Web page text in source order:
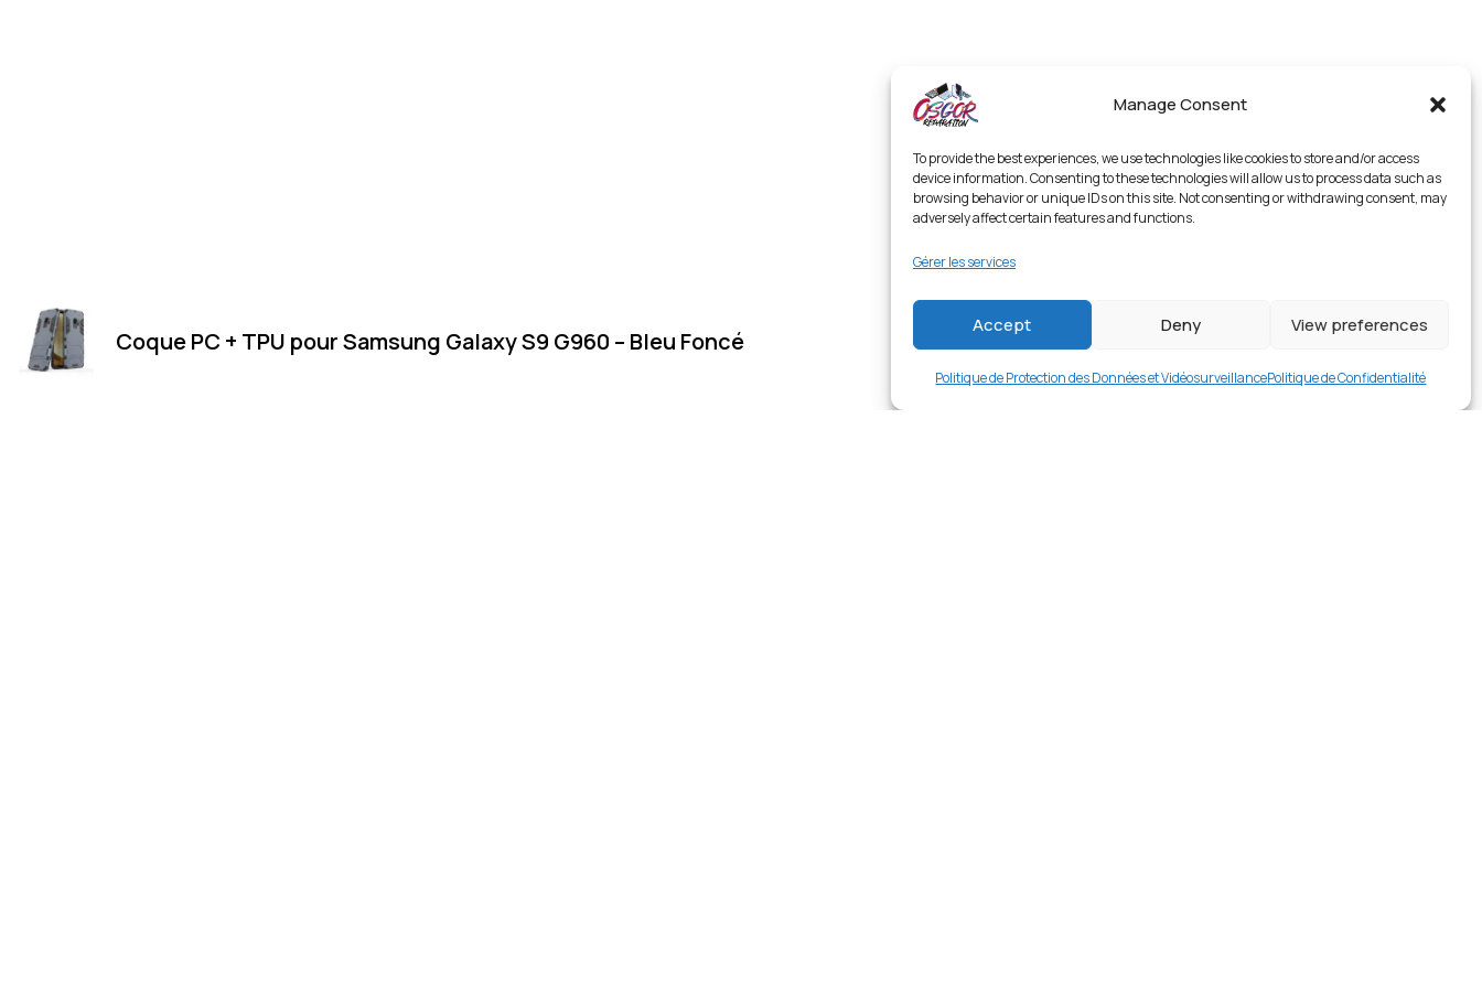
Manage Consent
To provide the best experiences, we use technologies like cookies to store and/or access
device information. Consenting to these technologies will allow us to process data such as
browsing behavior or unique IDs on this site. Not consenting or withdrawing consent, may
adversely affect certain features and functions.
Gérer les services
Accept Deny View preferences
Politique de Protection des Données et VidéosurveillancePolitique de Confidentialité
Coque PC + TPU pour Samsung Galaxy S9 G960 – Bleu Foncé €14.99
Buy now